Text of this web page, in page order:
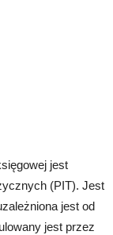
jest
(PIT). Jest
jest od
jest przez